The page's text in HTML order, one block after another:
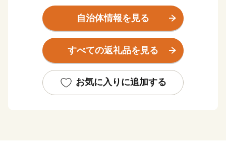
たが、関西国際空港の開港などに伴う人口の増加ととも
に、商業・サービス業が盛んになっています。
関空によるインパクトを最大限に活用し、世界と日本を
結ぶ玄関都市として、21世紀にふさわしい国際都市をめ
自治体情報を見る
すべての返礼品を見る
お気に入りに追加する